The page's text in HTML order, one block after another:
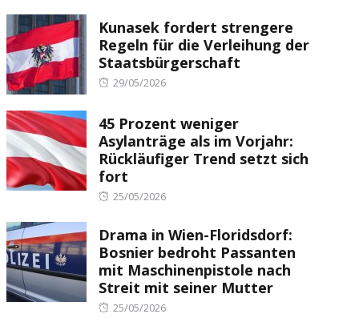
Kunasek fordert strengere
Regeln für die Verleihung der
Staatsbürgerschaft
Posted
29/05/2026
45 Prozent weniger
Asylanträge als im Vorjahr:
Rückläufiger Trend setzt sich
fort
Posted
25/05/2026
Drama in Wien-Floridsdorf:
Bosnier bedroht Passanten
mit Maschinenpistole nach
Streit mit seiner Mutter
Posted
25/05/2026